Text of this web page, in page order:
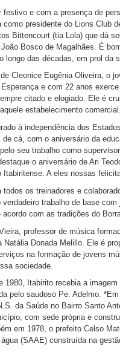
festivo e com a presença de
presidente do Lions Club
Bittencourt (tia Lola) que dá
Bosco de Magalhães. É
longo das décadas, em prol da
Cleonice Eugênia Oliveira, o
e com 22 anos
citado e elogiado. Ele é
estabelecimento comercial.
à independência dos
cá, com o aniversário da
seu trabalho como
o aniversário de Ari
Itabiritense. A eles nossas
todos os treinadores e
verdadeiro trabalho de base
com as tradições do
professor de música
Donada Melillo. Ele é
na formação de jovens
sociedade.
1980, Itabirito recebia a
pelo saudoso Pe. Adelmo.
da Saúde no Bairro Santo
com sede própria e
em 1978, o prefeito Celso
(SAAE) construída na